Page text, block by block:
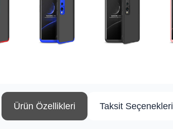
Ürün Özellikleri Taksit Seçenekleri